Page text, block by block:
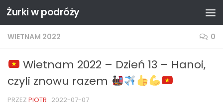
Przejdź do treści
Żurki w podróży
WIETNAM 2022 0
Wietnam 2022 – Dzień 13 – Hanoi,
czyli znowu razem
PRZEZ PIOTR · 2022-07-07